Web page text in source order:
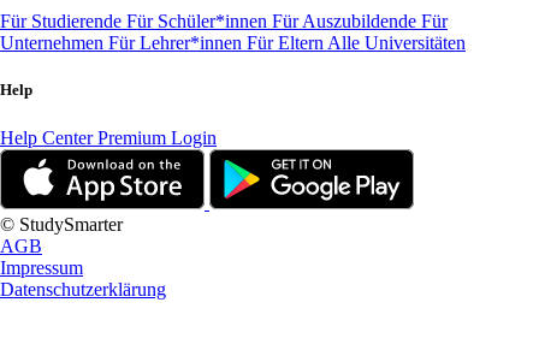
Für Studierende Für Schüler*innen Für Auszubildende Für
Unternehmen Für Lehrer*innen Für Eltern Alle Universitäten
Help
Help CenterPremium Login
© StudySmarter
AGB
Impressum
Datenschutzerklärung